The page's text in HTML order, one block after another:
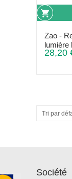
Zao -
lumière
28,20
Tri par
Société